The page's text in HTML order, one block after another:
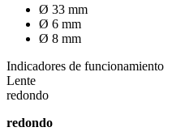
Ø 33 mm
Ø 6 mm
Ø 8 mm
Indicadores de funcionamiento
Lente
redondo
redondo